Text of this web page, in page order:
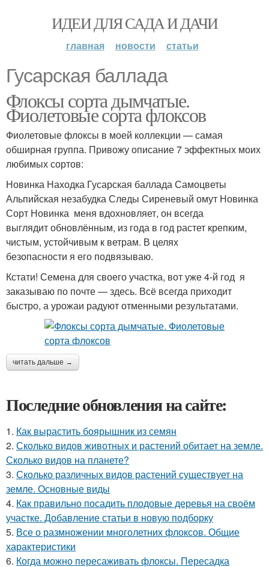
ИДЕИ ДЛЯ САДА И ДАЧИ
главная новости статьи
Гусарская баллада
Флоксы сорта дымчатые.
Фиолетовые сорта флоксов
Фиолетовые флоксы в моей коллекции — самая
обширная группа. Привожу описание 7 эффектных моих
любимых сортов:
Новинка Находка Гусарская баллада Самоцветы
Альпийская незабудка Следы Сиреневый омут Новинка
Сорт Новинка меня вдохновляет, он всегда
выглядит обновлённым, из года в год растет крепким,
чистым, устойчивым к ветрам. В целях
безопасности я его подвязываю.
Кстати! Семена для своего участка, вот уже 4-й год я
заказываю по почте — здесь. Всё всегда приходит
быстро, а урожаи радуют отменными результатами.
читать дальше →
Последние обновления на сайте:
1. Как вырастить боярышник из семян
2. Сколько видов животных и растений обитает на земле.
Сколько видов на планете?
3. Сколько различных видов растений существует на
земле. Основные виды
4. Как правильно посадить плодовые деревья на своём
участке. Добавление статьи в новую подборку
5. Все о размножении многолетних флоксов. Общие
характеристики
6. Когда можно пересаживать флоксы. Пересадка